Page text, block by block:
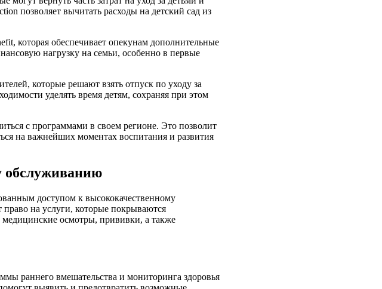
позволяет вычитать расходы на детский сад из
которая обеспечивает опекунам дополнительные
нагрузку на семьи, особенно в первые
которые решают взять отпуск по уходу за
уделять время детям, сохраняя при этом
с программами в своем регионе. Это позволит
на важнейших моментах воспитания и развития
обслуживанию
доступом к высококачественному
на услуги, которые покрываются
медицинские осмотры, прививки, а также
раннего вмешательства и мониторинга здоровья